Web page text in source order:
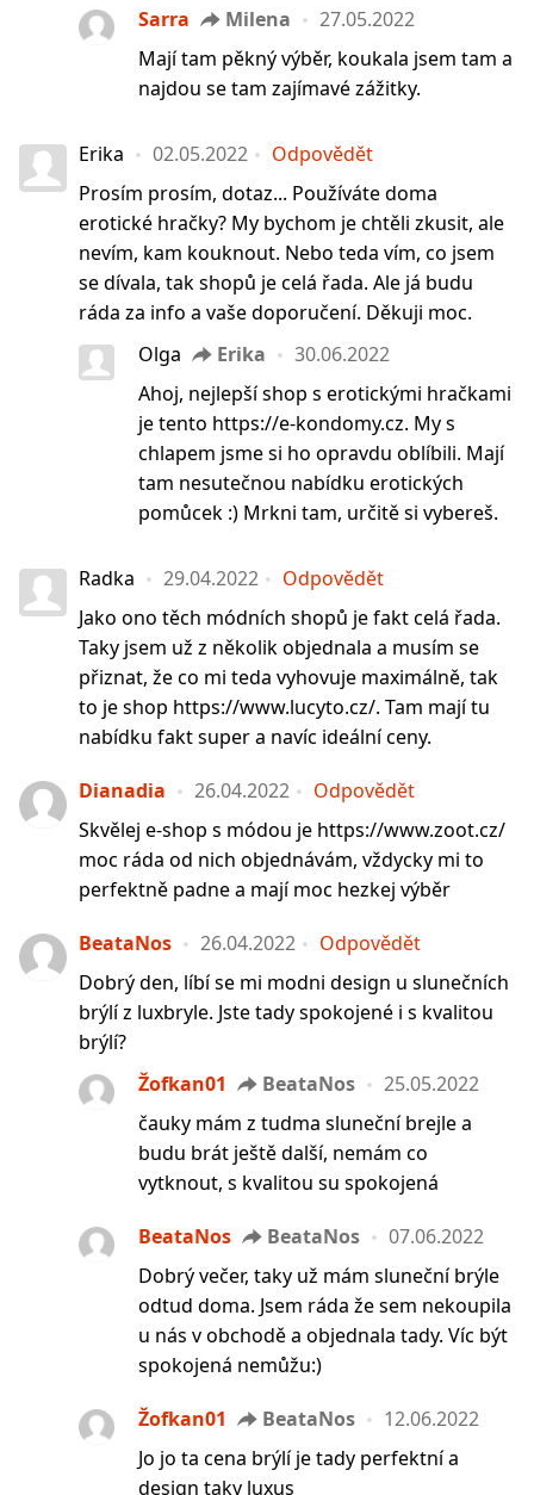
Sarra
Milena
27.05.2022
Mají tam pěkný výběr, koukala jsem tam a
najdou se tam zajímavé zážitky.
Erika 02.05.2022
Odpovědět
Prosím prosím, dotaz... Používáte doma
erotické hračky? My bychom je chtěli zkusit, ale
nevím, kam kouknout. Nebo teda vím, co jsem
se dívala, tak shopů je celá řada. Ale já budu
ráda za info a vaše doporučení. Děkuji moc.
Olga
Erika
30.06.2022
Ahoj, nejlepší shop s erotickými hračkami
je tento https://e-kondomy.cz. My s
chlapem jsme si ho opravdu oblíbili. Mají
tam nesutečnou nabídku erotických
pomůcek :) Mrkni tam, určitě si vybereš.
Radka 29.04.2022
Odpovědět
Jako ono těch módních shopů je fakt celá řada.
Taky jsem už z několik objednala a musím se
přiznat, že co mi teda vyhovuje maximálně, tak
to je shop https://www.lucyto.cz/. Tam mají tu
nabídku fakt super a navíc ideální ceny.
Dianadia 26.04.2022
Odpovědět
Skvělej e-shop s módou je https://www.zoot.cz/
moc ráda od nich objednávám, vždycky mi to
perfektně padne a mají moc hezkej výběr
BeataNos 26.04.2022
Odpovědět
Dobrý den, líbí se mi modni design u slunečních
brýlí z luxbryle. Jste tady spokojené i s kvalitou
brýlí?
Žofkan01
BeataNos
25.05.2022
čauky mám z tudma sluneční brejle a
budu brát ještě další, nemám co
vytknout, s kvalitou su spokojená
BeataNos BeataNos
07.06.2022
Dobrý večer, taky už mám sluneční brýle
odtud doma. Jsem ráda že sem nekoupila
u nás v obchodě a objednala tady. Víc být
spokojená nemůžu:)
Žofkan01 BeataNos
12.06.2022
Jo jo ta cena brýlí je tady perfektní a
design taky luxus